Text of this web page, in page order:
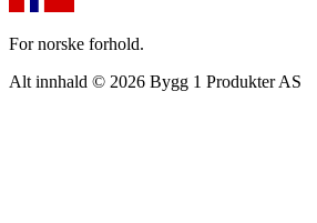
For norske forhold.
Alt innhald © 2026 Bygg 1 Produkter AS